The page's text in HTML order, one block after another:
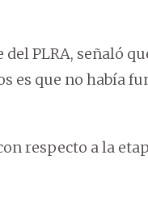
PLRA, señaló
es que no había
respecto a la